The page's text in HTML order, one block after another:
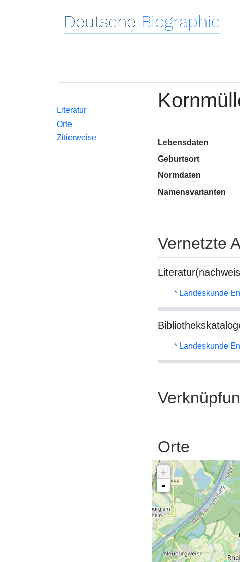
Deutsche Biographie
Literatur
Orte
Zitierweise
Lebensdaten
Geburtsort
Normdaten
Namensvarianten
Vernetzte
* Landeskunde
* Landeskunde
Orte
+
-